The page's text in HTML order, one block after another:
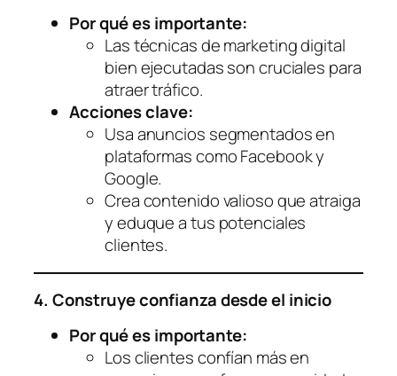
Por qué es importante:
Las técnicas de marketing digital
bien ejecutadas son cruciales para
atraer tráfico.
Acciones clave:
Usa anuncios segmentados en
plataformas como Facebook y
Google.
Crea contenido valioso que atraiga
y eduque a tus potenciales
clientes.
4. Construye confianza desde el inicio
Por qué es importante:
Los clientes confían más en